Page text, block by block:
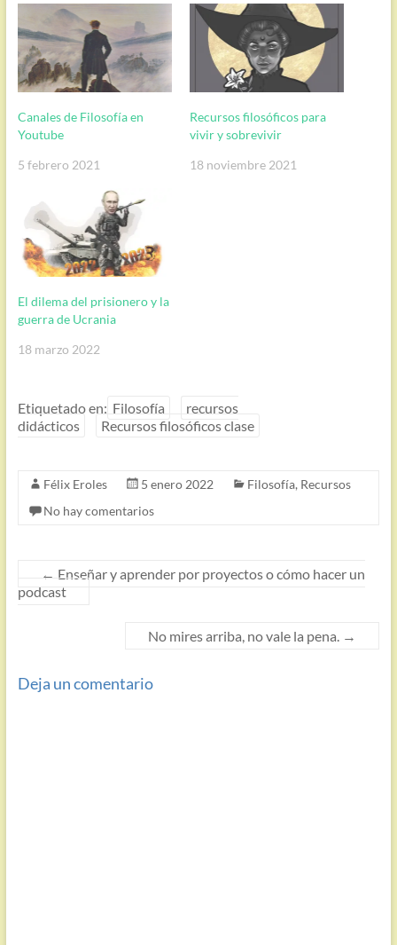
Canales de Filosofía en
Youtube
5 febrero 2021
Recursos filosóficos para
vivir y sobrevivir
18 noviembre 2021
El dilema del prisionero y la
guerra de Ucrania
18 marzo 2022
Etiquetado en: Filosofía
recursos
didácticos
Recursos filosóficos clase
Félix Eroles 5 enero 2022 Filosofía, Recursos
No hay comentarios
← Enseñar y aprender por proyectos o cómo hacer un
podcast
No mires arriba, no vale la pena. →
Deja un comentario